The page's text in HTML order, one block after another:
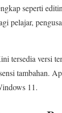
seperti
pelajar,
tersedia versi
tambahan.
11.